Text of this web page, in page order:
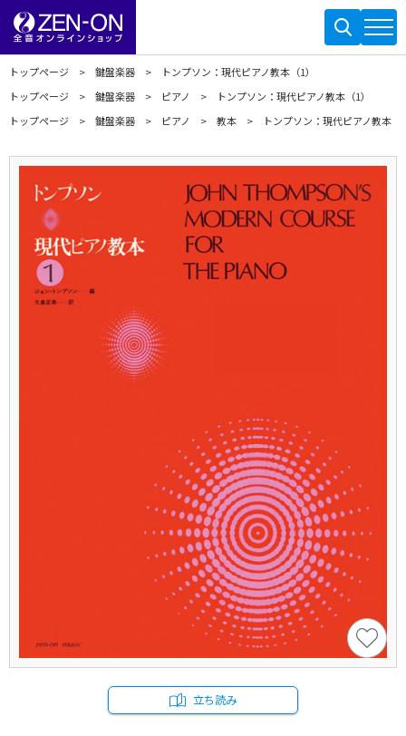
トップページ 鍵盤楽器
トンプソン：現代ピアノ教本（1）
トップページ
鍵盤楽器 ピアノ
トンプソン：現代ピアノ教本（1）
トップページ
鍵盤楽器 ピアノ 教本 トンプソン：現代ピアノ教本（
立ち読み